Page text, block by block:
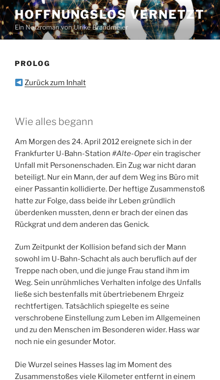
Zum
Inhalt
springen
HOFFNUNGSLOS VERNETZT
Ein Netzroman von Ulrike Brandmeier
PROLOG
Zurück zum Inhalt
Wie alles begann
Am Morgen des 24. April 2012 ereignete sich in der
Frankfurter U-Bahn-Station #Alte-Operein tragischer
Unfall mit Personenschaden. Ein Zug war nicht daran
beteiligt. Nur ein Mann, der auf dem Weg ins Büro mit
einer Passantin kollidierte. Der heftige Zusammenstoß
hatte zur Folge, dass beide ihr Leben gründlich
überdenken mussten, denn er brach der einen das
Rückgrat und dem anderen das Genick.
Zum Zeitpunkt der Kollision befand sich der Mann
sowohl im U-Bahn-Schacht als auch beruflich auf der
Treppe nach oben, und die junge Frau stand ihm im
Weg. Sein unrühmliches Verhalten infolge des Unfalls
ließe sich bestenfalls mit übertriebenem Ehrgeiz
rechtfertigen. Tatsächlich spiegelte es seine
verschrobene Einstellung zum Leben im Allgemeinen
und zu den Menschen im Besonderen wider. Hass war
noch nie ein gesunder Motor.
Die Wurzel seines Hasses lag im Moment des
Zusammenstoßes viele Kilometer entfernt in einem